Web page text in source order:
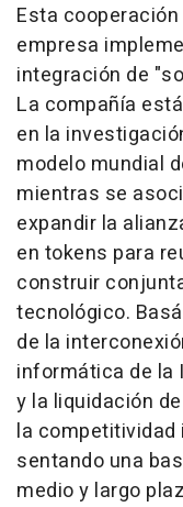
Esta
empresa
integración de
La compañía
en la
modelo mundial
mientras se
expandir la
en tokens para
construir
tecnológico.
de la
informática de la
y la liquidación
la competitividad
sentando una
medio y largo